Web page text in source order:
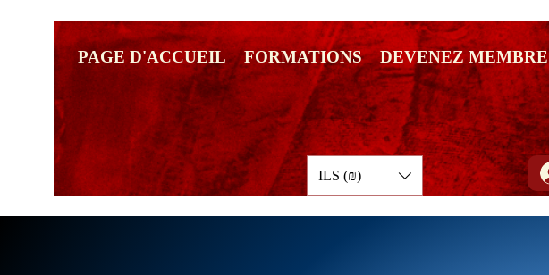
ILS (₪)
PAGE D'ACCUEIL FORMATIONS DEVENEZ MEMBRE